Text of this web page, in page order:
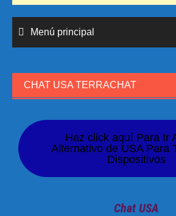
Menú principal
CHAT USA TERRACHAT
Haz click aquí Para Ir
Alternativo de USA Para
Dispositivos
Chat USA